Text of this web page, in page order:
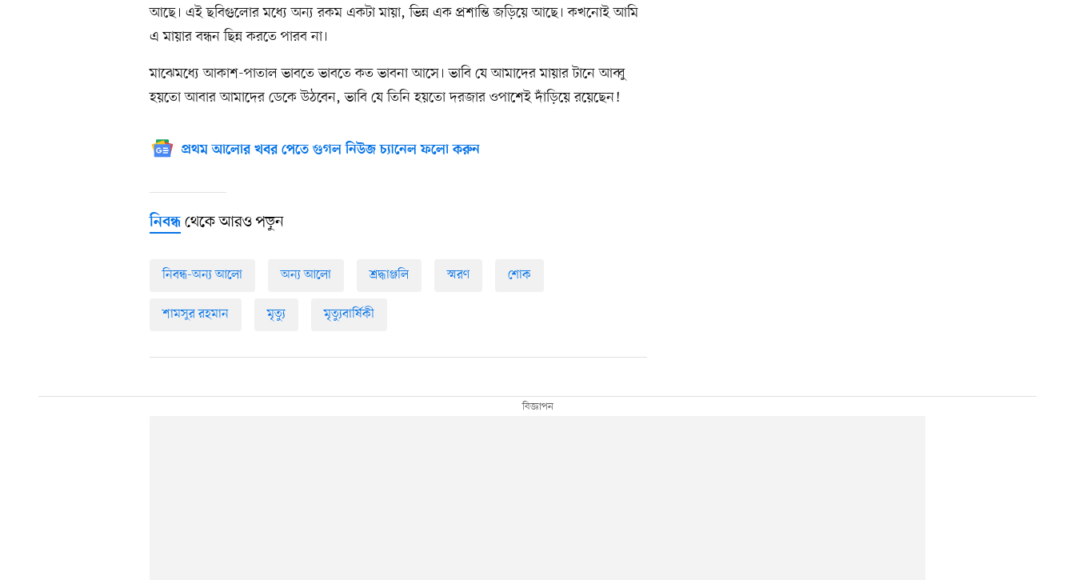
আছে। এই ছবিগুলোর মধ্যে অন্য রকম একটা মায়া, ভিন্ন এক প্রশান্তি জড়িয়ে আছে। কখনোই আমি
এ মায়ার বন্ধন ছিন্ন করতে পারব না।
মাঝেমধ্যে আকাশ-পাতাল ভাবতে ভাবতে কত ভাবনা আসে। ভাবি যে আমাদের মায়ার টানে আব্বু
হয়তো আবার আমাদের ডেকে উঠবেন, ভাবি যে তিনি হয়তো দরজার ওপাশেই দাঁড়িয়ে রয়েছেন!
প্রথম আলোর খবর পেতে গুগল নিউজ চ্যানেল ফলো করুন
নিবন্ধ থেকে আরও পড়ুন
নিবন্ধ-অন্য আলো অন্য আলো শ্রদ্ধাঞ্জলি স্মরণ শোক
শামসুর রহমান মৃত্যু মৃত্যুবার্ষিকী